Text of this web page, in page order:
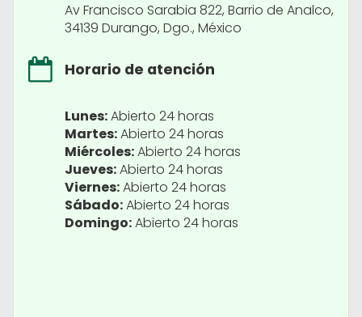
Av Francisco Sarabia 822, Barrio de Analco,
34139 Durango, Dgo., México
Horario de atención
Lunes:Abierto 24 horas
Martes:Abierto 24 horas
Miércoles:Abierto 24 horas
Jueves:Abierto 24 horas
Viernes:Abierto 24 horas
Sábado:Abierto 24 horas
Domingo:Abierto 24 horas